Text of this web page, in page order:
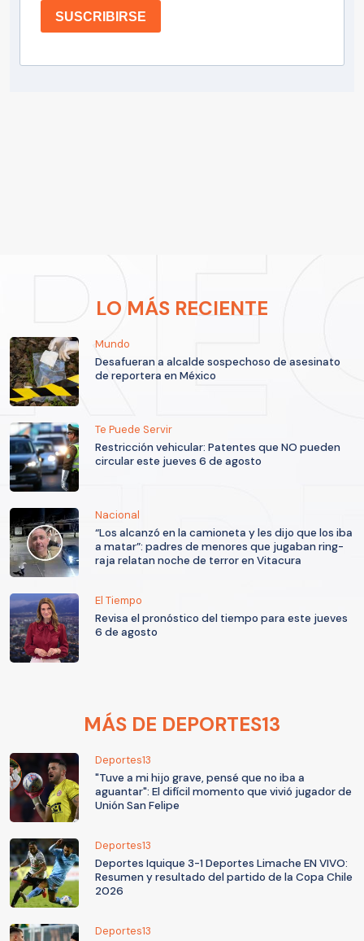
SUSCRIBIRSE
LO MÁS RECIENTE
Mundo
Desafueran a alcalde sospechoso de asesinato
de reportera en México
Te Puede Servir
Restricción vehicular: Patentes que NO pueden
circular este jueves 6 de agosto
Nacional
“Los alcanzó en la camioneta y les dijo que los iba
a matar”: padres de menores que jugaban ring-
raja relatan noche de terror en Vitacura
El Tiempo
Revisa el pronóstico del tiempo para este jueves
6 de agosto
MÁS DE DEPORTES13
Deportes13
"Tuve a mi hijo grave, pensé que no iba a
aguantar": El difícil momento que vivió jugador de
Unión San Felipe
Deportes13
Deportes Iquique 3-1 Deportes Limache EN VIVO:
Resumen y resultado del partido de la Copa Chile
2026
Deportes13